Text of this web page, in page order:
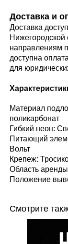
Доставка и
Доставка
Нижегородской
направлениям
доступна
для
Материал
поликарбонат
Гибкий неон:
Питающий
Вольт
Крепеж:
Область
Положение
Смотрите